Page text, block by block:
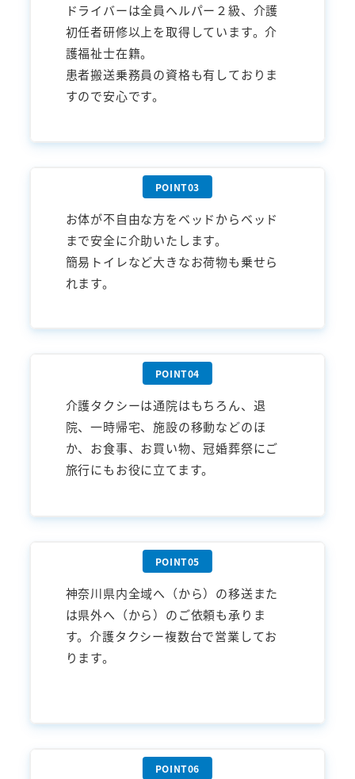
ドライバーは全員ヘルパー２級、介護
初任者研修以上を取得しています。介
護福祉士在籍。
患者搬送乗務員の資格も有しておりま
すので安心です。
お体が不自由な方をベッドからベッド
まで安全に介助いたします。
簡易トイレなど大きなお荷物も乗せら
れます。
介護タクシーは通院はもちろん、退
院、一時帰宅、施設の移動などのほ
か、お食事、お買い物、冠婚葬祭にご
旅行にもお役に立てます。
神奈川県内全域へ（から）の移送また
は県外へ（から）のご依頼も承りま
す。介護タクシー複数台で営業してお
ります。